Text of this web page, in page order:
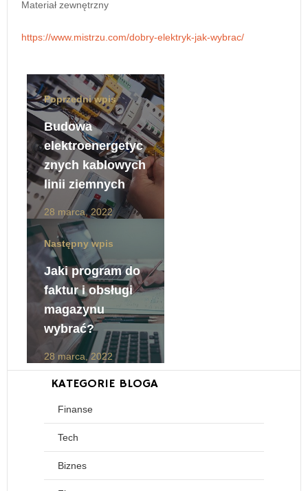
Materiał zewnętrzny
https://www.mistrzu.com/dobry-elektryk-jak-wybrac/
Poprzedni wpis
Budowa
elektroenergetyc
znych kablowych
linii ziemnych
28 marca, 2022
Następny wpis
Jaki program do
faktur i obsługi
magazynu
wybrać?
28 marca, 2022
KATEGORIE BLOGA
Finanse
Tech
Biznes